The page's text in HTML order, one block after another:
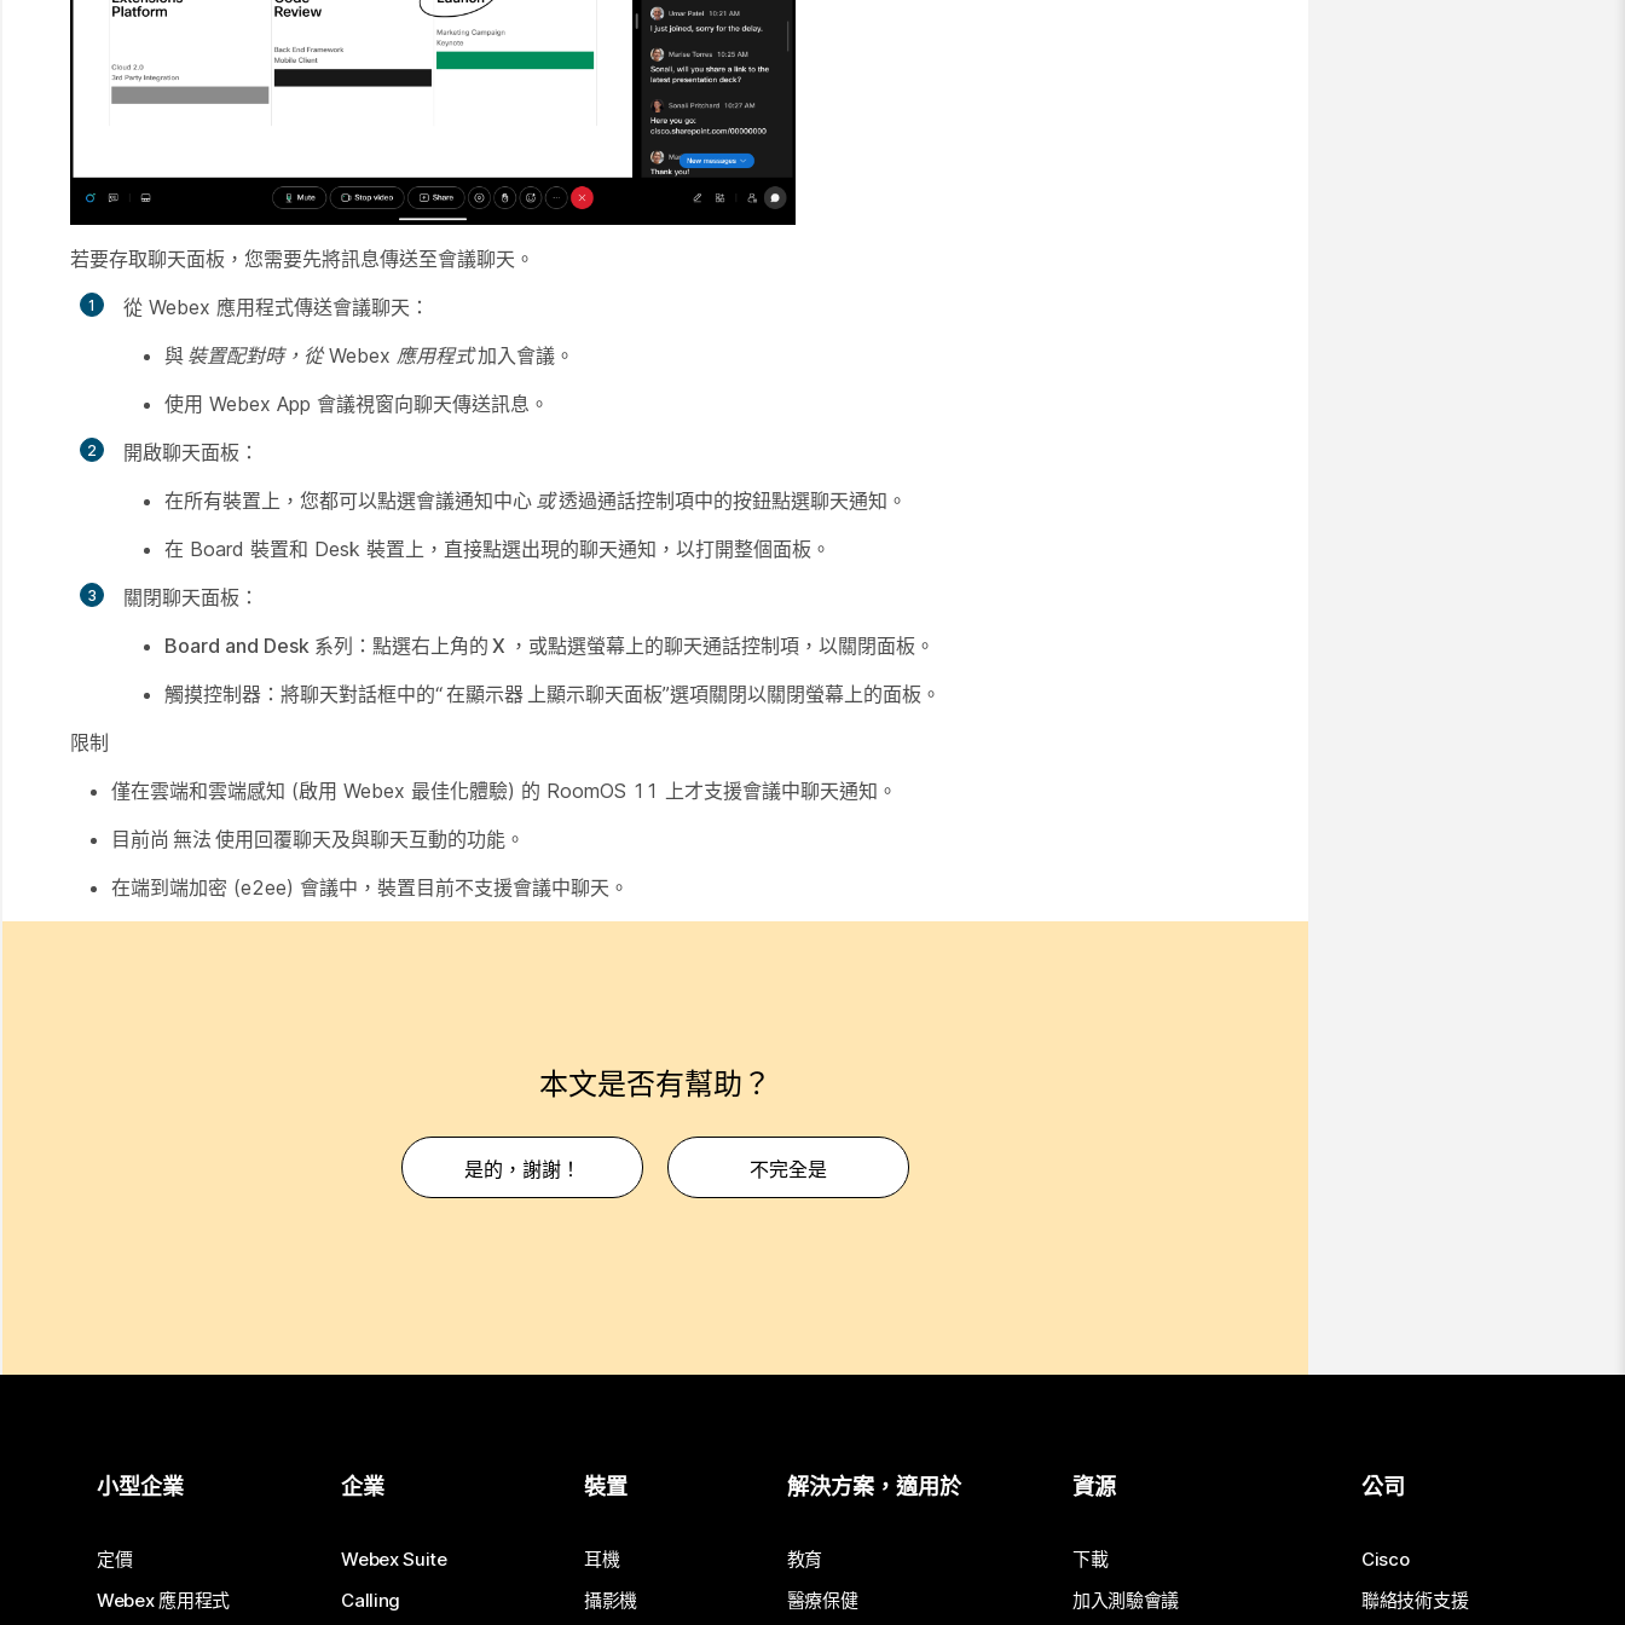
若要存取聊天面板，您需要先將訊息傳送至會議聊天。
從 Webex 應用程式傳送會議聊天：
與 裝置配對時，從 Webex 應用程式加入會議。
使用 Webex App 會議視窗向聊天傳送訊息。
開啟聊天面板：
在所有裝置上，您都可以點選會議通知中心 或透過通話控制項中的按鈕點選聊天通知。
在 Board 裝置和 Desk 裝置上，直接點選出現的聊天通知，以打開整個面板。
關閉聊天面板：
Board and Desk 系列 ：點選右上角的 X ，或點選螢幕上的聊天通話控制項，以關閉面板。
觸摸控制器 ：將聊天對話框中的“在顯示器 上顯示聊天面板”選項關閉以關閉螢幕上的面板。
限制
僅在雲端和雲端感知 (啟用 Webex 最佳化體驗) 的 RoomOS 11 上才支援會議中聊天通知。
目前尚 無法 使用回覆聊天及與聊天互動的功能。
在端到端加密 (e2ee) 會議中，裝置目前不支援會議中聊天。
本文是否有幫助？
是的，謝謝！ 不完全是
小型企業
定價
Webex 應用程式
企業
Webex Suite
Calling
裝置
耳機
攝影機
解決方案，適用於
教育
醫療保健
資源
下載
加入測驗會議
公司
Cisco
聯絡技術支援